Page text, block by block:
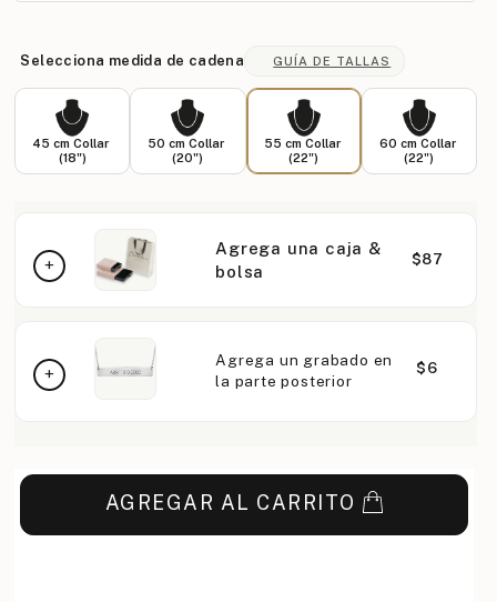
Selecciona medida de cadena GUÍA DE TALLAS
45 cm Collar
(18")
50 cm Collar
(20")
55 cm Collar
(22")
60 cm Collar
(22")
Agrega una caja &
bolsa
$87
Agrega un grabado en
la parte posterior
$6
AGREGAR AL CARRITO